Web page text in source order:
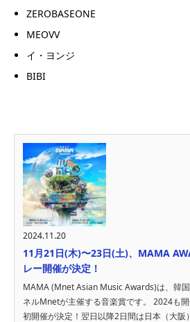
ZEROBASEONE
MEOVV
イ・ヨンジ
BIBI
2024.11.20
11月21日(木)〜23日(土)、MAMA
レー開催が決定！
MAMA (Mnet Asian Music Awards)は、韓
ネルMnetが主催する音楽賞です。 2024も
初開催が決定！翌日以降2日間は日本（大阪